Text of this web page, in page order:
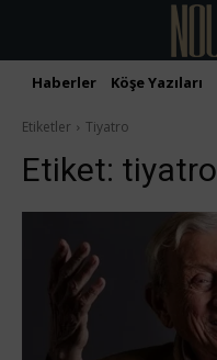
Haberler Köşe Yazıları
Etiketler Tiyatro
Etiket: tiyatro